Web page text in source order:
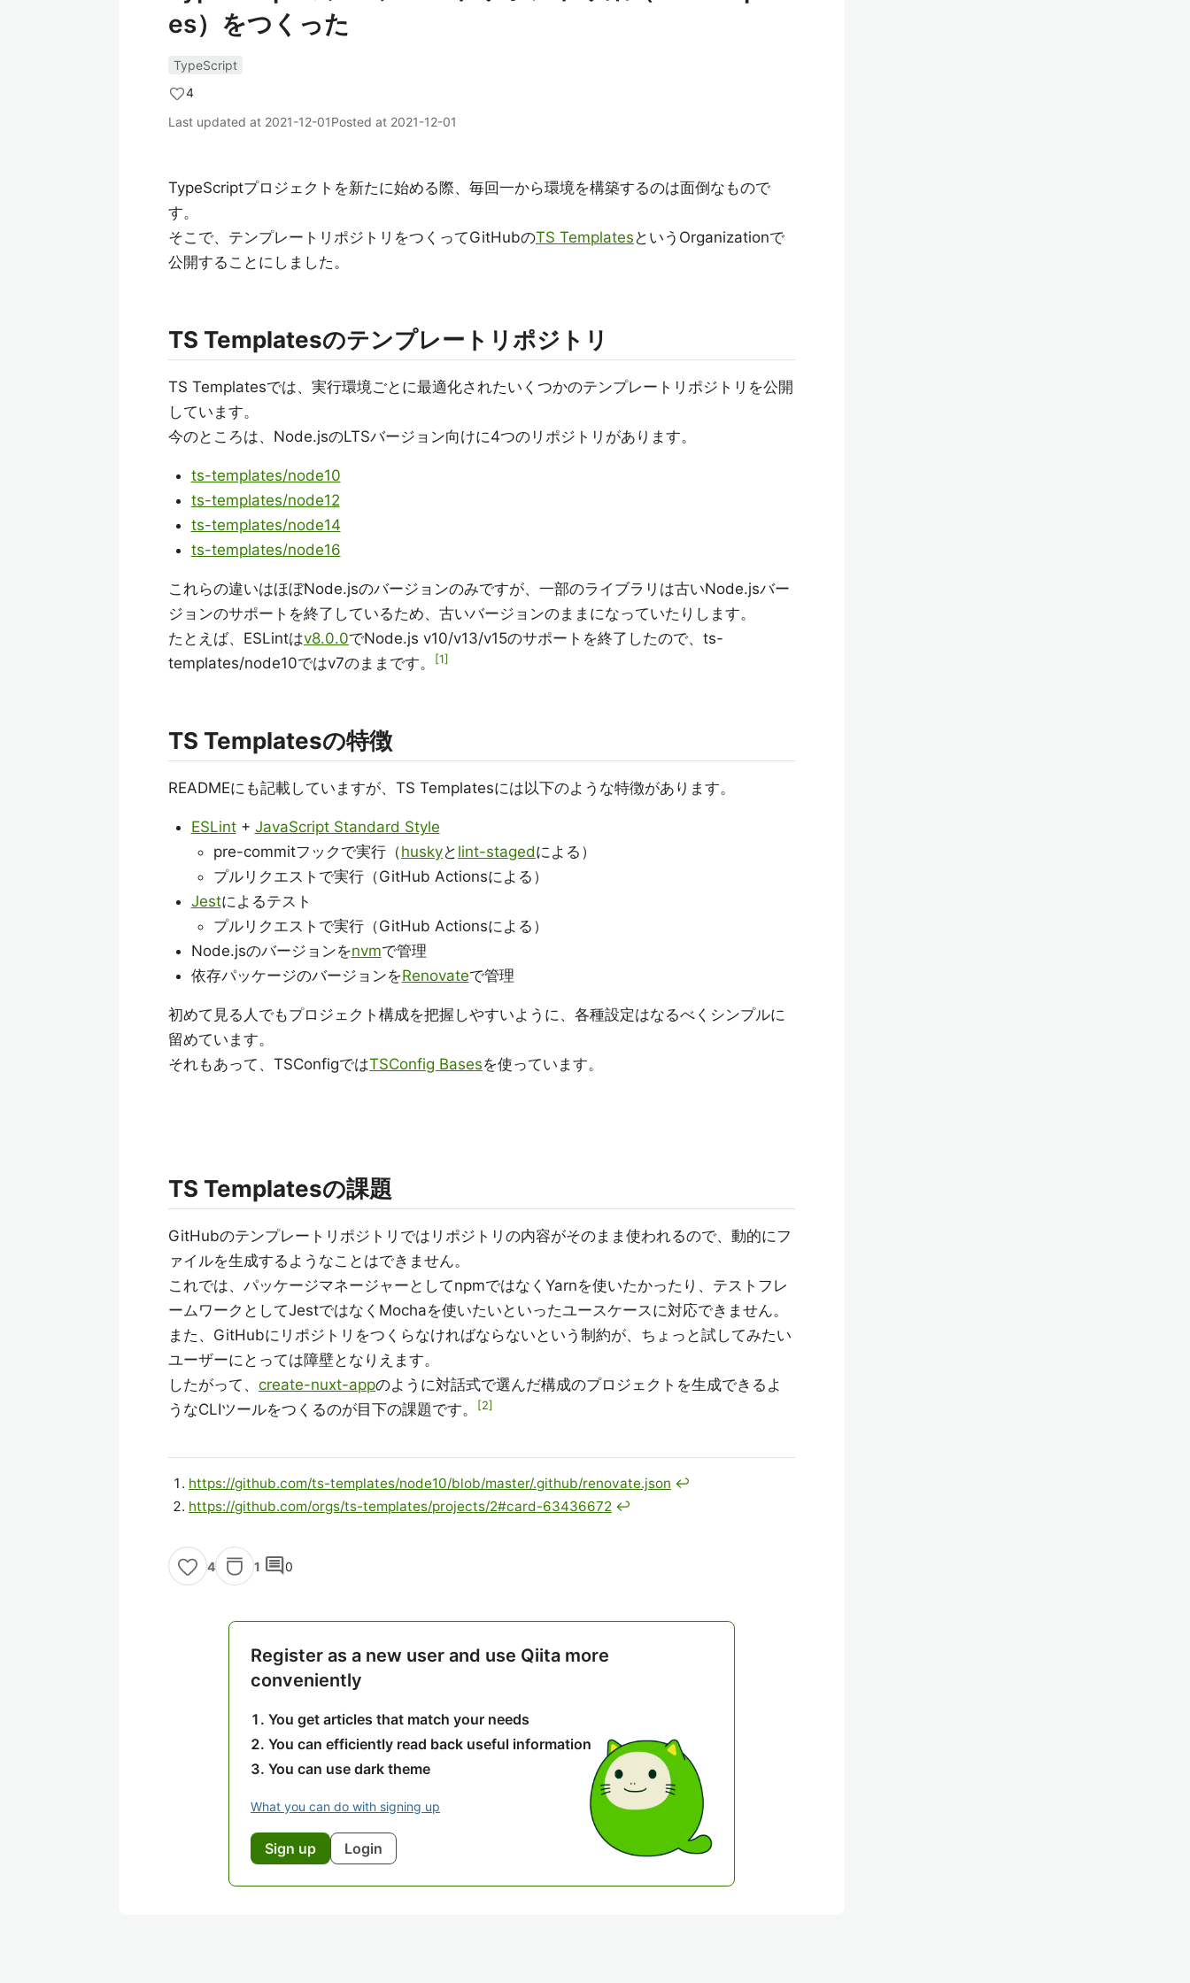
es）をつくった
TypeScript
4
Last updated at 2021-12-01Posted at 2021-12-01
TypeScriptプロジェクトを新たに始める際、毎回一から環境を構築するのは面倒なもので
す。
そこで、テンプレートリポジトリをつくってGitHubのTS Templates というOrganizationで
公開することにしました。
TS Templatesのテンプレートリポジトリ
TS Templatesでは、実行環境ごとに最適化されたいくつかのテンプレートリポジトリを公開
しています。
今のところは、Node.jsのLTSバージョン向けに4つのリポジトリがあります。
ts-templates/node10
ts-templates/node12
ts-templates/node14
ts-templates/node16
これらの違いはほぼNode.jsのバージョンのみですが、一部のライブラリは古いNode.jsバー
ジョンのサポートを終了しているため、古いバージョンのままになっていたりします。
たとえば、ESLintはv8.0.0でNode.js v10/v13/v15のサポートを終了したので、ts-
templates/node10ではv7のままです。
1
TS Templatesの特徴
READMEにも記載していますが、TS Templatesには以下のような特徴があります。
ESLint+ JavaScript Standard Style
pre-commitフックで実行（huskyと lint-stagedによる）
プルリクエストで実行（GitHub Actionsによる）
Jestによるテスト
プルリクエストで実行（GitHub Actionsによる）
Node.jsのバージョンをnvmで管理
依存パッケージのバージョンをRenovateで管理
初めて見る人でもプロジェクト構成を把握しやすいように、各種設定はなるべくシンプルに
留めています。
それもあって、TSConfigではTSConfig Basesを使っています。
TS Templatesの課題
GitHubのテンプレートリポジトリではリポジトリの内容がそのまま使われるので、動的にフ
ァイルを生成するようなことはできません。
これでは、パッケージマネージャーとしてnpmではなくYarnを使いたかったり、テストフレ
ームワークとしてJestではなくMochaを使いたいといったユースケースに対応できません。
また、GitHubにリポジトリをつくらなければならないという制約が、ちょっと試してみたい
ユーザーにとっては障壁となりえます。
したがって、 create-nuxt-appのように対話式で選んだ構成のプロジェクトを生成できるよ
うなCLIツールをつくるのが目下の課題です。
2
https://github.com/ts-templates/node10/blob/master/.github/renovate.json ↩
https://github.com/orgs/ts-templates/projects/2#card-63436672 ↩
4 1 comment0
Register as a new user and use Qiita more
conveniently
You get articles that match your needs
You can efficiently read back useful information
You can use dark theme
What you can do with signing up
Sign up Login